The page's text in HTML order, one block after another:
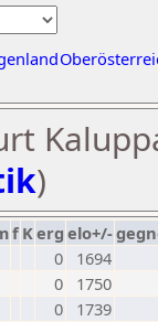
)
f Kerg elo+/-
0
1694
0
1750
0
1739